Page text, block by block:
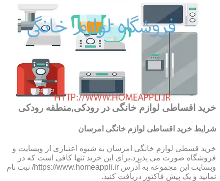
خرید اقساطی لوازم خانگی در رودکی,منطقه رودکی
شرایط خرید اقساطی لوازم خانگی امرسان
خرید قسطی لوازم خانگی امرسان به شیوه اعتباری از وبسایت و
فروشگاه صورت می پذیرد.برای این خرید تنها کافی است که در
وبسایت این مجموعه به آدرس https://www.homeappli.ir/ ثبت نام
نمایید و یک پیش فاکتور دریافت کنید.